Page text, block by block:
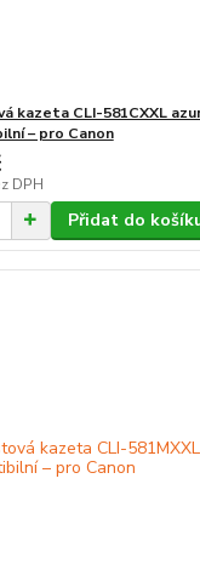
kazeta CLI-581CXXL
– pro Canon
DPH
Přidat do